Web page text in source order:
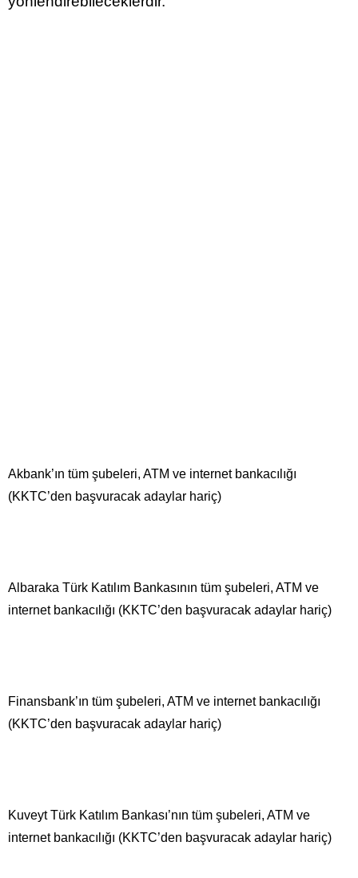
Akbank’ın tüm şubeleri, ATM ve internet bankacılığı
(KKTC’den başvuracak adaylar hariç)
Albaraka Türk Katılım Bankasının tüm şubeleri, ATM ve
internet bankacılığı (KKTC’den başvuracak adaylar hariç)
Finansbank’ın tüm şubeleri, ATM ve internet bankacılığı
(KKTC’den başvuracak adaylar hariç)
Kuveyt Türk Katılım Bankası’nın tüm şubeleri, ATM ve
internet bankacılığı (KKTC’den başvuracak adaylar hariç)